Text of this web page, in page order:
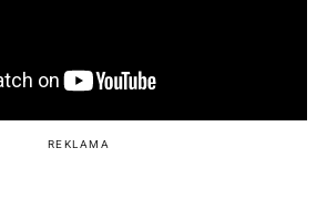
REKLAMA